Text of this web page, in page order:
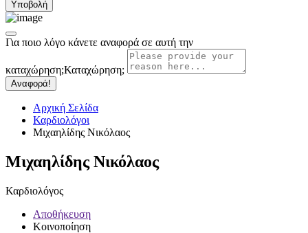
Για ποιο λόγο κάνετε αναφορά σε αυτή την
καταχώρηση;Καταχώρηση;
Αναφορά!
Αρχική Σελίδα
Καρδιολόγοι
Μιχαηλίδης Νικόλαος
Μιχαηλίδης Νικόλαος
Καρδιολόγος
Αποθήκευση
Κοινοποίηση